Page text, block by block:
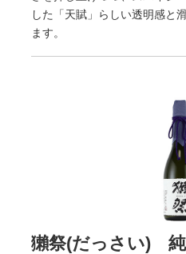
した「天賦」らしい透明感と
ます。
獺祭(だっさい)